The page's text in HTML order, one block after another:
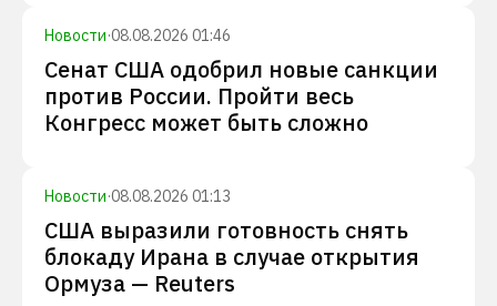
Новости·08.08.2026 01:46
Сенат США одобрил новые санкции
против России. Пройти весь
Конгресс может быть сложно
Новости·08.08.2026 01:13
США выразили готовность снять
блокаду Ирана в случае открытия
Ормуза — Reuters